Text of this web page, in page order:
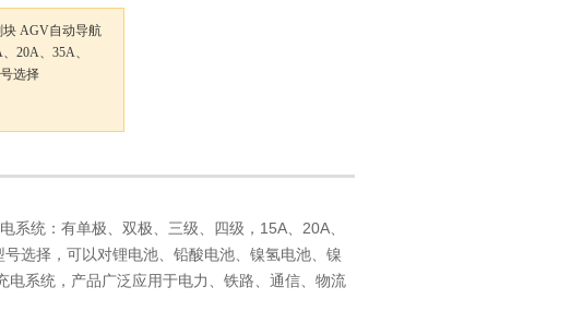
AGV自动导航
20A、35A、
选择
系统：有单极、双极、三级、四级，15A、20A、
选择，可以对锂电池、铅酸电池、镍氢电池、镍
系统，产品广泛应用于电力、铁路、通信、物流